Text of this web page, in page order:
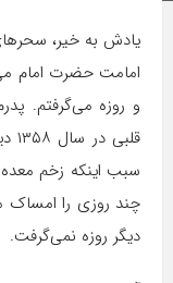
یادش به خیر،
امامت حضرت امام
و روزه مى‌گرفتم.
سبب اینکه زخم معده
چند روزى را امساک
دیگر روزه نمى‌گرفت.